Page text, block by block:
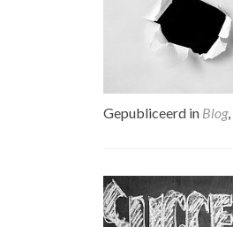
Gepubliceerd in Blog,